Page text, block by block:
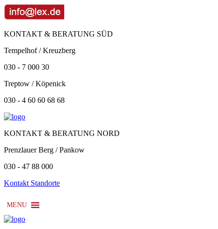
KONTAKT & BERATUNG SÜD
Tempelhof / Kreuzberg
030 - 7 000 30
Treptow / Köpenick
030 - 4 60 60 68 68
KONTAKT & BERATUNG NORD
Prenzlauer Berg / Pankow
030 - 47 88 000
Kontakt Standorte
MENU